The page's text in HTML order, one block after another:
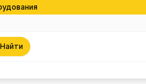
Найти